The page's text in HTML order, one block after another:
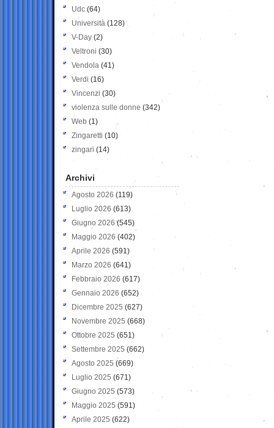
Udc (64)
Università (128)
V-Day (2)
Veltroni (30)
Vendola (41)
Verdi (16)
Vincenzi (30)
violenza sulle donne (342)
Web (1)
Zingaretti (10)
zingari (14)
Archivi
Agosto 2026 (119)
Luglio 2026 (613)
Giugno 2026 (545)
Maggio 2026 (402)
Aprile 2026 (591)
Marzo 2026 (641)
Febbraio 2026 (617)
Gennaio 2026 (652)
Dicembre 2025 (627)
Novembre 2025 (668)
Ottobre 2025 (651)
Settembre 2025 (662)
Agosto 2025 (669)
Luglio 2025 (671)
Giugno 2025 (573)
Maggio 2025 (591)
Aprile 2025 (622)